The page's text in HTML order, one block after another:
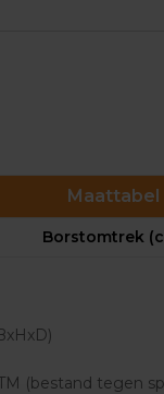
Maattabel
Borstomtrek
(bestand tegen